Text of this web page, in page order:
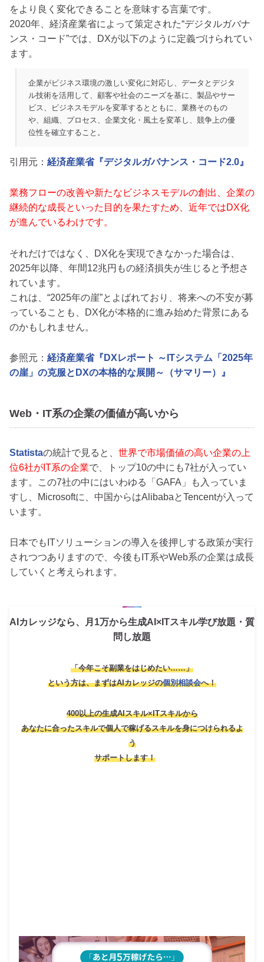
をより良く変化できることを意味する言葉です。
2020年、経済産業省によって策定された“デジタルガバナ
ンス・コード”では、DXが以下のように定義づけられてい
ます。
企業がビジネス環境の激しい変化に対応し、データとデジタ
ル技術を活用して、顧客や社会のニーズを基に、製品やサー
ビス、ビジネスモデルを変革するとともに、業務そのもの
や、組織、プロセス、企業文化・風土を変革し、競争上の優
位性を確立すること。
引用元： 経済産業省『デジタルガバナンス・コード2.0』
業務フローの改善や新たなビジネスモデルの創出、企業の
継続的な成長といった目的を果たすため、近年ではDX化
が進んでいるわけです。
それだけではなく、DX化を実現できなかった場合は、
2025年以降、年間12兆円もの経済損失が生じると予想さ
れています。
これは、“2025年の崖”とよばれており、将来への不安が募
っていることも、DX化が本格的に進み始めた背景にある
のかもしれません。
参照元： 経済産業省『DXレポート ～ITシステム「2025年
の崖」の克服とDXの本格的な展開～（サマリー）』
Web・IT系の企業の価値が高いから
Statistaの統計で見ると、 世界で市場価値の高い企業の上
位6社がIT系の企業で、トップ10の中にも7社が入ってい
ます。この7社の中にはいわゆる「GAFA」も入っていま
すし、Microsoftに、中国からはAlibabaとTencentが入って
います。
日本でもITソリューションの導入を後押しする政策が実行
されつつありますので、今後もIT系やWeb系の企業は成長
していくと考えられます。
AIカレッジなら、月1万から生成AI×ITスキル学び放題・質
問し放題
「今年こそ副業をはじめたい……」
という方は、まずはAIカレッジの個別相談会へ！
400以上の生成AIスキル×ITスキルから
あなたに合ったスキルで個人で稼げるスキルを身につけられるよ
う
サポートします！